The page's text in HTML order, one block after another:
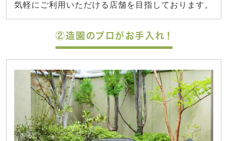
気軽にご利用いただける店舗を目指しております。
②造園のプロがお手入れ！